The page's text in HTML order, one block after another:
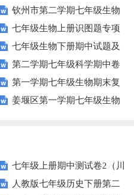
钦州市第二学期七年级生物
期末试题及答案
七年级生物上册识图题专项
训练七年级生物下册期中试题及
答案第二学期七年级科学期中卷
及答案
第一学期七年级生物期末复
习题姜堰区第一学期七年级生物
七年级上册期中测试卷2（川
教版七上）
人教版七年级历史下册第二